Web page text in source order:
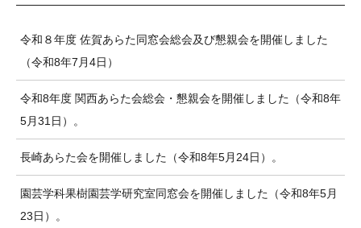
令和８年度 佐賀あらた同窓会総会及び懇親会を開催しました
（令和8年7月4日）
令和8年度 関西あらた会総会・懇親会を開催しました（令和8年
5月31日）。
長崎あらた会を開催しました（令和8年5月24日）。
園芸学科果樹園芸学研究室同窓会を開催しました（令和8年5月
23日）。